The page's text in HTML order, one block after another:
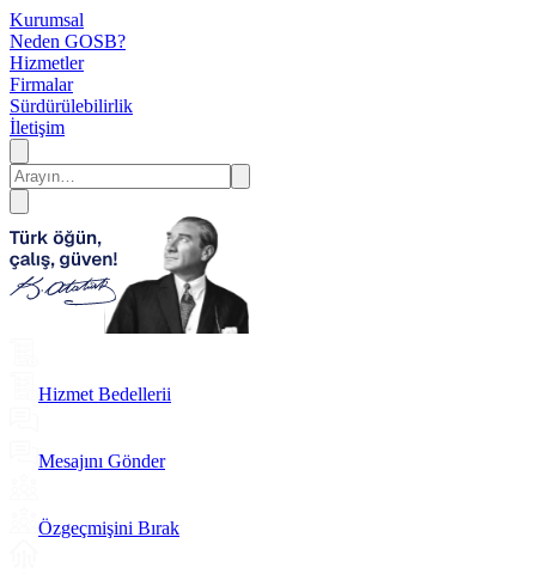
Kurumsal
Neden GOSB?
Hizmetler
Firmalar
Sürdürülebilirlik
İletişim
Hizmet Bedellerii
Mesajını Gönder
Özgeçmişini Bırak